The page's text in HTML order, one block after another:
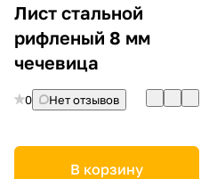
Лист стальной
рифленый 8 мм
чечевица
0 Нет отзывов
В корзину